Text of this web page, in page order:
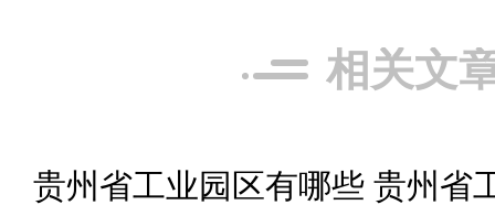
相关文
贵州省工业园区有哪些 贵州省